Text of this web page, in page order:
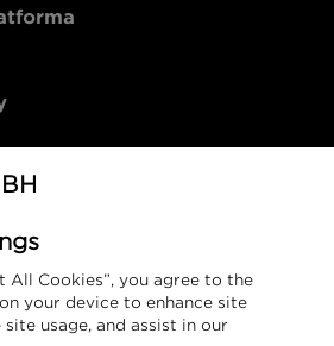
All Cookies”, you agree to the
your device to enhance site
usage, and assist in our